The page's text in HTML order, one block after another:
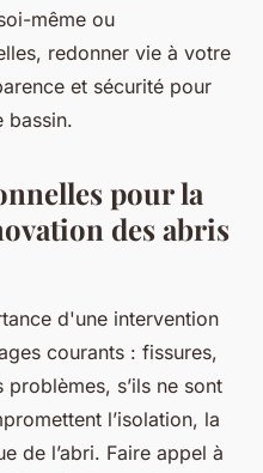
même ou
redonner vie à votre
et sécurité pour
bassin.
pour la
des abris
d'une intervention
courants : fissures,
s’ils ne sont
l’isolation, la
de l’abri. Faire appel à